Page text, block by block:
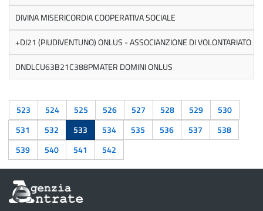
DIVINA MISERICORDIA COOPERATIVA SOCIALE
+DI21 (PIUDIVENTUNO) ONLUS - ASSOCIANZIONE DI VOLONTARIATO
DNDLCU63B21C388PMATER DOMINI ONLUS
523 524 525 526 527 528 529
530
531
532 533 534 535 536 537
538
539
540 541 542
Informazioni
sul